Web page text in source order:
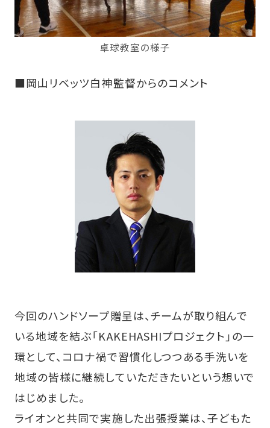
卓球教室の様子
■岡山リベッツ白神監督からのコメント
今回のハンドソープ贈呈は、チームが取り組んで
いる地域を結ぶ「KAKEHASHIプロジェクト」の一
環として、コロナ禍で習慣化しつつある手洗いを
地域の皆様に継続していただきたいという想いで
はじめました。
ライオンと共同で実施した出張授業は、子どもた